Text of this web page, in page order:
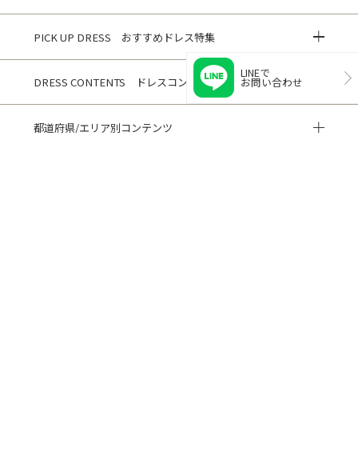
PICK UP DRESS おすすめドレス特集
DRESS CONTENTS ドレスコンテンツ
都道府県/エリア別コンテンツ
LINEで
お問い合わせ